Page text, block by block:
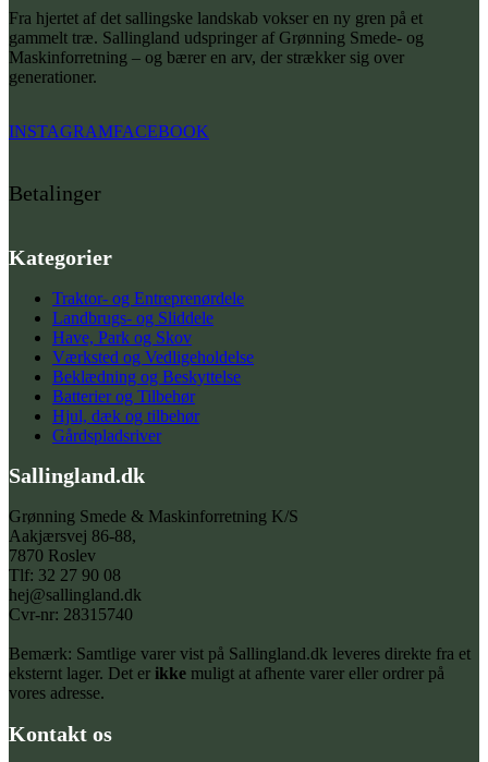
Fra hjertet af det sallingske landskab vokser en ny gren på et
gammelt træ. Sallingland udspringer af Grønning Smede- og
Maskinforretning – og bærer en arv, der strækker sig over
generationer.
INSTAGRAMFACEBOOK
Betalinger
Kategorier
Traktor- og Entreprenørdele
Landbrugs- og Sliddele
Have, Park og Skov
Værksted og Vedligeholdelse
Beklædning og Beskyttelse
Batterier og Tilbehør
Hjul, dæk og tilbehør
Gårdspladsriver
Sallingland.dk
Grønning Smede & Maskinforretning K/S
Aakjærsvej 86-88,
7870 Roslev
Tlf: 32 27 90 08
hej@sallingland.dk
Cvr-nr: 28315740
Bemærk: Samtlige varer vist på Sallingland.dk leveres direkte fra et
eksternt lager. Det er ikke muligt at afhente varer eller ordrer på
vores adresse.
Kontakt os